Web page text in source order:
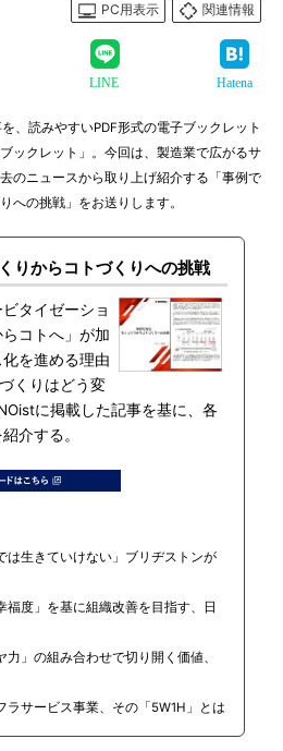
PC用表示
関連情報
LINE Hatena
、読みやすいPDF形式の電子ブックレット
ックレット」。今回は、製造業で広がるサ
のニュースから取り上げ紹介する「事例で
への挑戦」をお送りします。
りからコトづくりへの挑戦
タイゼーショ
コトへ」が加
を進める理由
くりはどう変
に掲載した記事を基に、各
介する。
生きていけない」ブリヂストンが
度」を基に組織改善を目指す、日
」の組み合わせで切り開く価値、
サービス事業、その「5W1H」とは